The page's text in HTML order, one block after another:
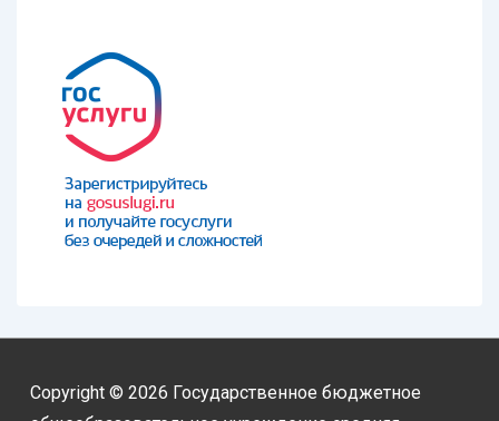
Copyright © 2026 Государственное бюджетное